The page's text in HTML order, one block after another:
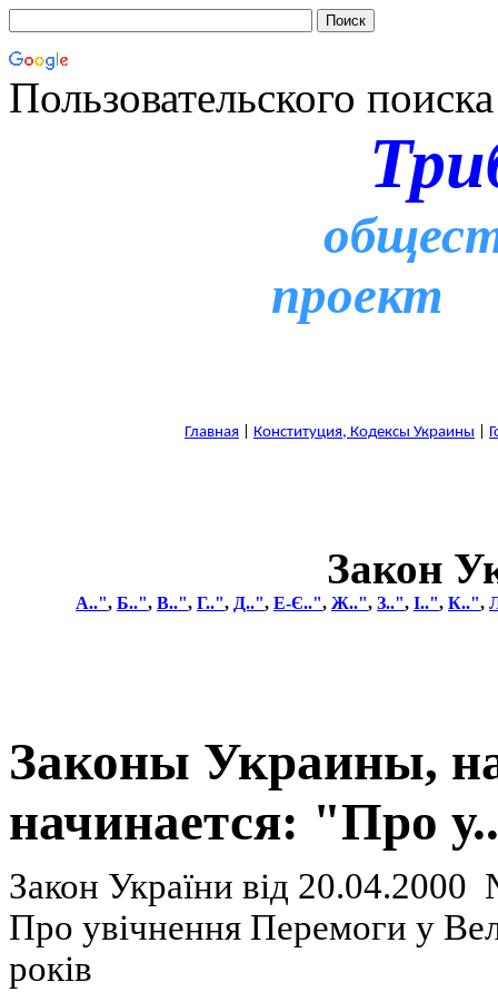
Пользовательского поиска
проект
Главная Конституция, Кодексы Украины
Закон
А..", Б..", В..", Г..", Д..", Е-Є..", Ж..", З..", І..", К..",
Законы Украины,
начинается: "Про
Закон України вiд
Про увічнення Перемоги у
років